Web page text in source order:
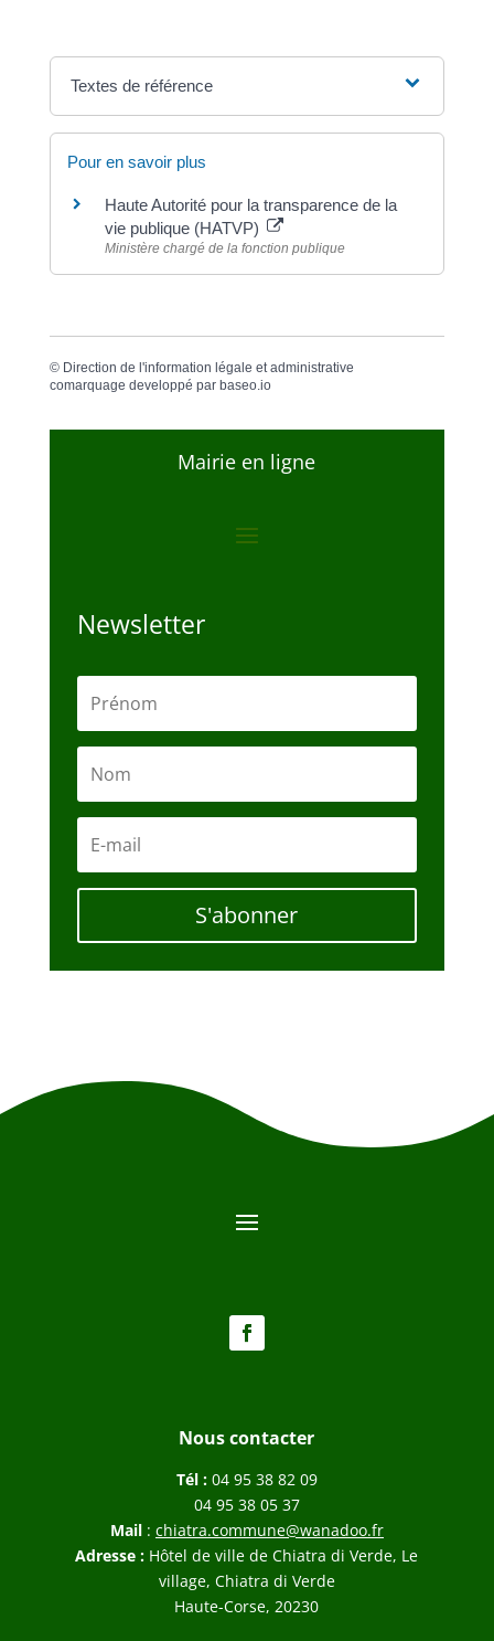
Textes de référence
Pour en savoir plus
Haute Autorité pour la transparence de la
vie publique (HATVP)
Ministère chargé de la fonction publique
© Direction de l'information légale et administrative
comarquage developpé par baseo.io
Mairie en ligne
Newsletter
S'abonner
Nous contacter
Tél : 04 95 38 82 09
04 95 38 05 37
Mail: chiatra.commune@wanadoo.fr
Adresse : Hôtel de ville de Chiatra di Verde, Le
village, Chiatra di Verde
Haute-Corse, 20230